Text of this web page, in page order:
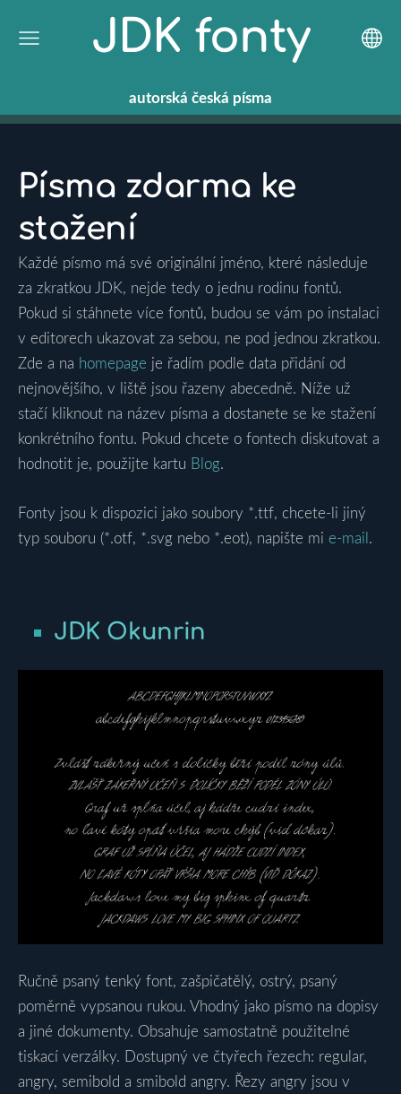
JDK fonty
autorská česká písma
Písma zdarma ke
stažení
Každé písmo má své originální jméno, které následuje
za zkratkou JDK, nejde tedy o jednu rodinu fontů.
Pokud si stáhnete více fontů, budou se vám po instalaci
v editorech ukazovat za sebou, ne pod jednou zkratkou.
Zde a na homepage je řadím podle data přidání od
nejnovějšího, v liště jsou řazeny abecedně. Níže už
stačí kliknout na název písma a dostanete se ke stažení
konkrétního fontu. Pokud chcete o fontech diskutovat a
hodnotit je, použijte kartu Blog.
Fonty jsou k dispozici jako soubory *.ttf, chcete-li jiný
typ souboru (*.otf, *.svg nebo *.eot), napište mi e-mail.
JDK Okunrin
Ručně psaný tenký font, zašpičatělý, ostrý, psaný
poměrně vypsanou rukou. Vhodný jako písmo na dopisy
a jiné dokumenty. Obsahuje samostatně použitelné
tiskací verzálky. Dostupný ve čtyřech řezech: regular,
angry, semibold a smibold angry. Řezy angry jsou v